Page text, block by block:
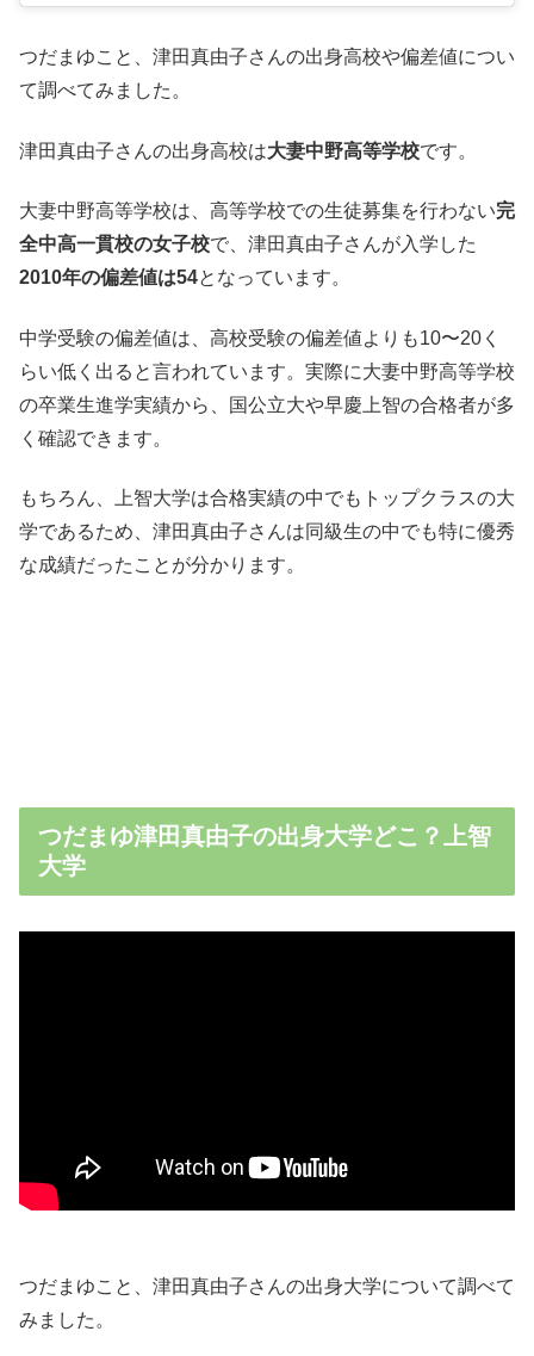
つだまゆこと、津田真由子さんの出身高校や偏差値につい
て調べてみました。
津田真由子さんの出身高校は大妻中野高等学校です。
大妻中野高等学校は、高等学校での生徒募集を行わない完
全中高一貫校の女子校で、津田真由子さんが入学した
2010年の偏差値は54となっています。
中学受験の偏差値は、高校受験の偏差値よりも10〜20く
らい低く出ると言われています。実際に大妻中野高等学校
の卒業生進学実績から、国公立大や早慶上智の合格者が多
く確認できます。
もちろん、上智大学は合格実績の中でもトップクラスの大
学であるため、津田真由子さんは同級生の中でも特に優秀
な成績だったことが分かります。
つだまゆ津田真由子の出身大学どこ？上智
大学
つだまゆこと、津田真由子さんの出身大学について調べて
みました。